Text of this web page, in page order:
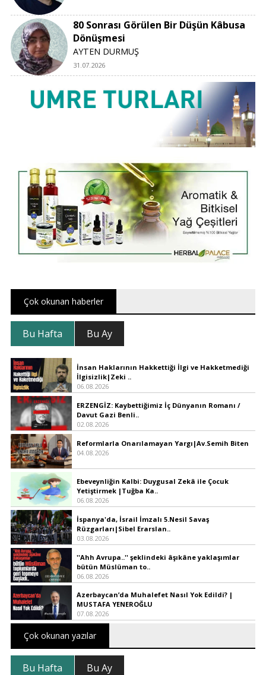
80 Sonrası Görülen Bir Düşün Kâbusa
Dönüşmesi
AYTEN DURMUŞ
31.07.2026
Çok okunan haberler
Bu Hafta Bu Ay
İnsan Haklarının Hakkettiği İlgi ve Hakketmediği
İlgisizlik|Zeki ..
06.08.2026
ERZENGİZ: Kaybettiğimiz İç Dünyanın Romanı /
Davut Gazi Benli..
02.08.2026
Reformlarla Onarılamayan Yargı|Av.Semih Biten
04.08.2026
Ebeveynliğin Kalbi: Duygusal Zekâ ile Çocuk
Yetiştirmek |Tuğba Ka..
06.08.2026
İspanya'da, İsrail İmzalı 5.Nesil Savaş
Rüzgarları|Sibel Erarslan..
03.08.2026
''Ahh Avrupa..'' şeklindeki âşıkâne yaklaşımlar
bütün Müslüman to..
06.08.2026
Azerbaycan’da Muhalefet Nasıl Yok Edildi? |
MUSTAFA YENEROĞLU
07.08.2026
Çok okunan yazılar
Bu Hafta Bu Ay